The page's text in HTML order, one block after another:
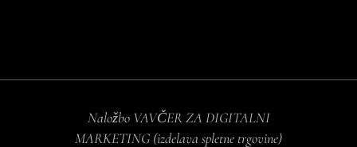
Naložbo VAVČER ZA DIGITALNI
MARKETING (izdelava spletne trgovine)